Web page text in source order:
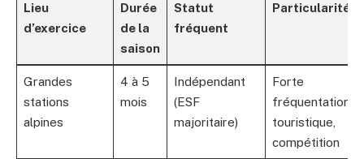
Lieu
d’exercice
Durée
de la
saison
Statut
fréquent
Particularités
Grandes
stations
alpines
4 à 5
mois
Indépendant
(ESF
majoritaire)
Forte
fréquentation
touristique,
compétition